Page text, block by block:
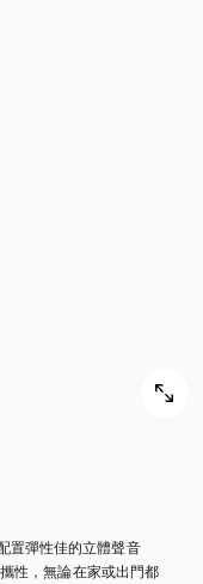
置彈性佳的立體聲音
性，無論在家或出門都